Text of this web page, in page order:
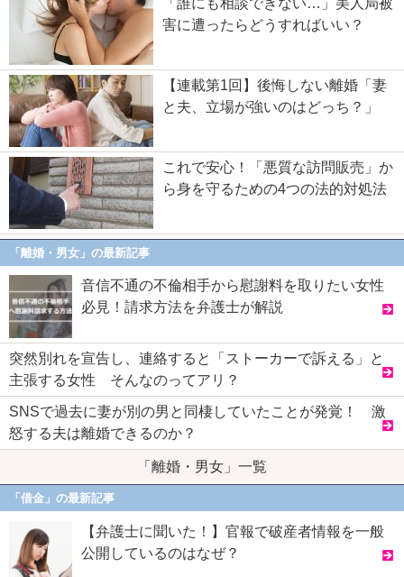
害に遭ったらどうすればいい？
【連載第1回】後悔しない離婚「妻
と夫、立場が強いのはどっち？」
これで安心！「悪質な訪問販売」か
ら身を守るための4つの法的対処法
「離婚・男女」の最新記事
音信不通の不倫相手から慰謝料を取りたい女性
必見！請求方法を弁護士が解説
突然別れを宣告し、連絡すると「ストーカーで訴える」と
主張する女性 そんなのってアリ？
SNSで過去に妻が別の男と同棲していたことが発覚！ 激
怒する夫は離婚できるのか？
「離婚・男女」一覧
「借金」の最新記事
【弁護士に聞いた！】官報で破産者情報を一般
公開しているのはなぜ？